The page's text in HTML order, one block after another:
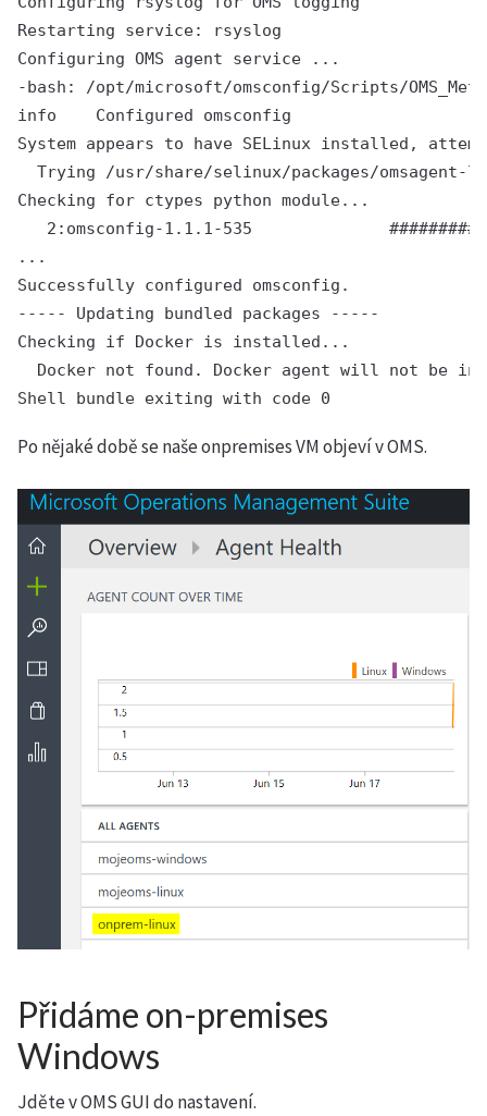
Restarting service: rsyslog
Configuring OMS agent service ...
-bash: /opt/microsoft/omsconfig/Scripts/
info    Configured omsconfig
System appears to have SELinux installed,
Trying /usr/share/selinux/packages/omsagent-
Checking for ctypes python module...
2:omsconfig-1.1.1-535
...
Successfully configured omsconfig.
----- Updating bundled packages -----
Checking if Docker is installed...
Docker not found. Docker agent will not be
Po nějaké době se naše onpremises VM objeví v OMS.
Přidáme on-premises
Windows
Jděte v OMS GUI do nastavení.